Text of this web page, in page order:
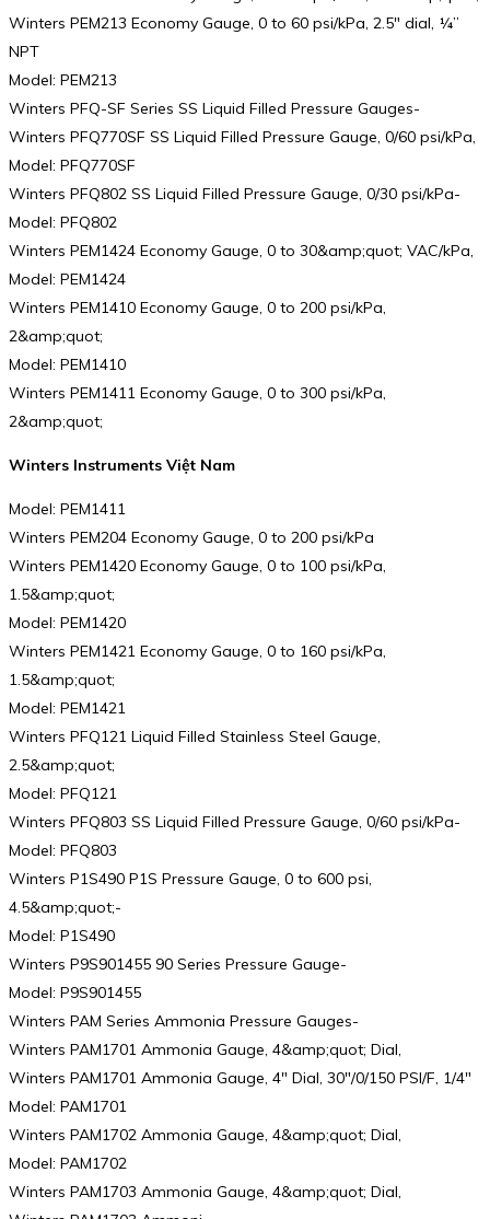
Winters PEM213 Economy Gauge, 0 to 60 psi/kPa, 2.5″ dial, ¼”
NPT
Model: PEM213
Winters PFQ-SF Series SS Liquid Filled Pressure Gauges-
Winters PFQ770SF SS Liquid Filled Pressure Gauge, 0/60 psi/kPa,
Model: PFQ770SF
Winters PFQ802 SS Liquid Filled Pressure Gauge, 0/30 psi/kPa-
Model: PFQ802
Winters PEM1424 Economy Gauge, 0 to 30&amp;quot; VAC/kPa,
Model: PEM1424
Winters PEM1410 Economy Gauge, 0 to 200 psi/kPa,
2&amp;quot;
Model: PEM1410
Winters PEM1411 Economy Gauge, 0 to 300 psi/kPa,
2&amp;quot;
Winters Instruments Việt Nam
Model: PEM1411
Winters PEM204 Economy Gauge, 0 to 200 psi/kPa
Winters PEM1420 Economy Gauge, 0 to 100 psi/kPa,
1.5&amp;quot;
Model: PEM1420
Winters PEM1421 Economy Gauge, 0 to 160 psi/kPa,
1.5&amp;quot;
Model: PEM1421
Winters PFQ121 Liquid Filled Stainless Steel Gauge,
2.5&amp;quot;
Model: PFQ121
Winters PFQ803 SS Liquid Filled Pressure Gauge, 0/60 psi/kPa-
Model: PFQ803
Winters P1S490 P1S Pressure Gauge, 0 to 600 psi,
4.5&amp;quot;-
Model: P1S490
Winters P9S901455 90 Series Pressure Gauge-
Model: P9S901455
Winters PAM Series Ammonia Pressure Gauges-
Winters PAM1701 Ammonia Gauge, 4&amp;quot; Dial,
Winters PAM1701 Ammonia Gauge, 4″ Dial, 30″/0/150 PSI/F, 1/4″
Model: PAM1701
Winters PAM1702 Ammonia Gauge, 4&amp;quot; Dial,
Model: PAM1702
Winters PAM1703 Ammonia Gauge, 4&amp;quot; Dial,